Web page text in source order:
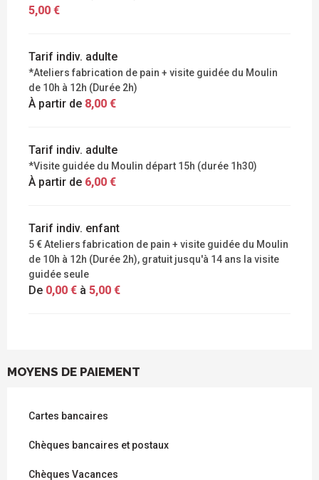
5,00 €
Tarif indiv. adulte
*Ateliers fabrication de pain + visite guidée du Moulin
de 10h à 12h (Durée 2h)
À partir de 8,00 €
Tarif indiv. adulte
*Visite guidée du Moulin départ 15h (durée 1h30)
À partir de 6,00 €
Tarif indiv. enfant
5 € Ateliers fabrication de pain + visite guidée du Moulin
de 10h à 12h (Durée 2h), gratuit jusqu'à 14 ans la visite
guidée seule
De 0,00 € à 5,00 €
MOYENS DE PAIEMENT
Cartes bancaires
Chèques bancaires et postaux
Chèques Vacances